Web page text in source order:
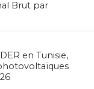
Brut par
en Tunisie,